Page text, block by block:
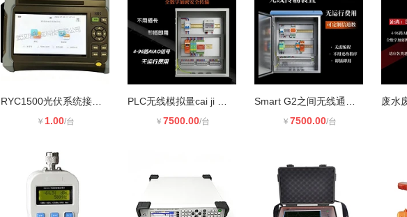
￥ 1.00/台 ￥ 7500.00/台 ￥ 7500.00/台